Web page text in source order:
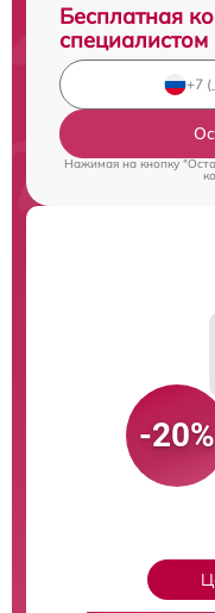
Бесплатная
специалистом
Нажимая на кнопку
-20%